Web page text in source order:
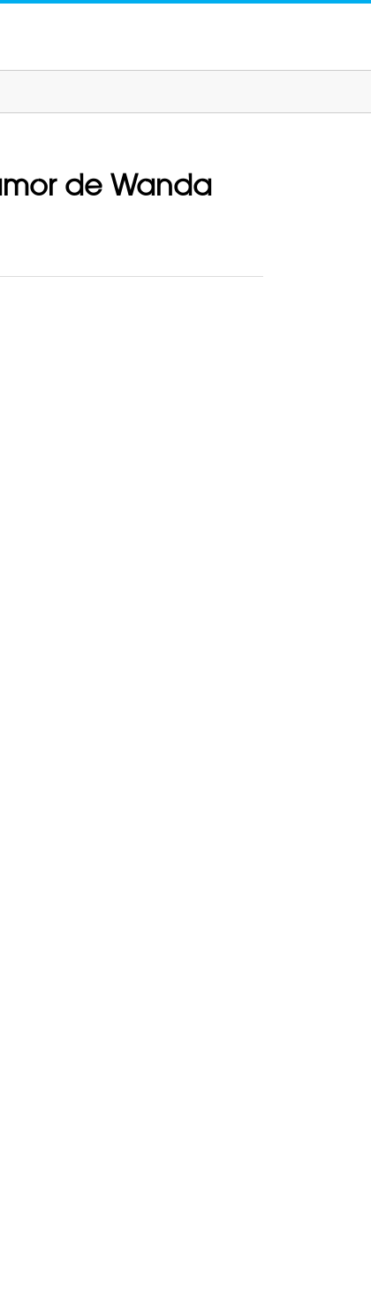
de Wanda